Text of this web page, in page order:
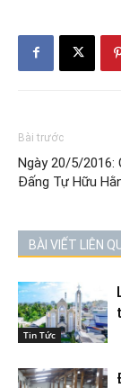
Bài trước
Ngày 20/5/2016:
Đấng Tự Hữu
BÀI VIẾT LIÊN
Tin Tức